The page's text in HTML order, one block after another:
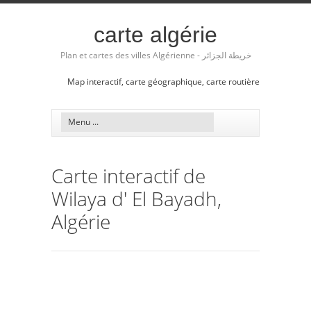
carte algérie
Plan et cartes des villes Algérienne - خريطة الجزائر
Map interactif, carte géographique, carte routière
Carte interactif de
Wilaya d' El Bayadh,
Algérie